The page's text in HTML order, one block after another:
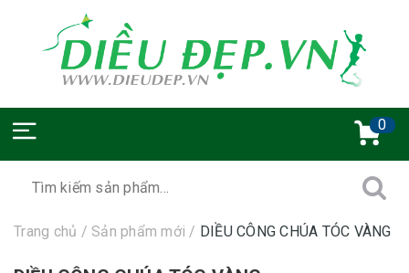
0
Trang chủ / Sản phẩm mới / DIỀU CÔNG CHÚA TÓC VÀNG